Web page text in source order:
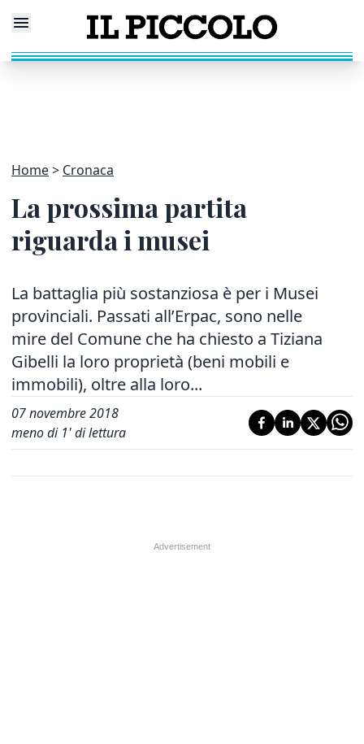
Home Cronaca
La prossima partita
riguarda i musei
La battaglia più sostanziosa è per i Musei
provinciali. Passati all’Erpac, sono nelle
mire del Comune che ha chiesto a Tiziana
Gibelli la loro proprietà (beni mobili e
immobili), oltre alla loro...
07 novembre 2018
meno di 1' di lettura